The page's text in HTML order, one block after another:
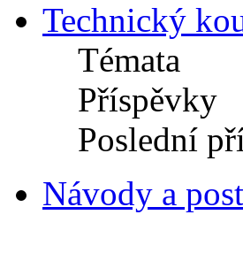
Technický
Témata
Příspěvky
Poslední
Návody a